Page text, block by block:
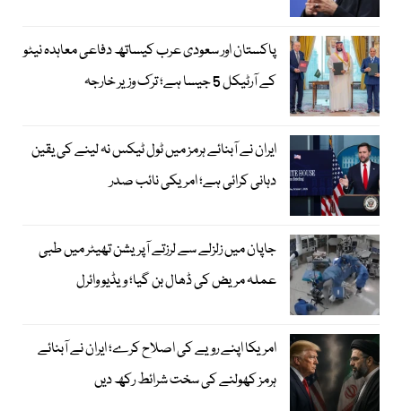
پاکستان اور سعودی عرب کیساتھ دفاعی معاہدہ نیٹو
کے آرٹیکل 5 جیسا ہے؛ ترک وزیر خارجہ
ایران نے آبنائے ہرمز میں ٹول ٹیکس نہ لینے کی یقین
دہانی کرائی ہے؛ امریکی نائب صدر
جاپان میں زلزلے سے لرزتے آپریشن تھیٹر میں طبی
عملہ مریض کی ڈھال بن گیا؛ ویڈیو وائرل
امریکا اپنے رویے کی اصلاح کرے؛ ایران نے آبنائے
ہرمز کھولنے کی سخت شرائط رکھ دیں